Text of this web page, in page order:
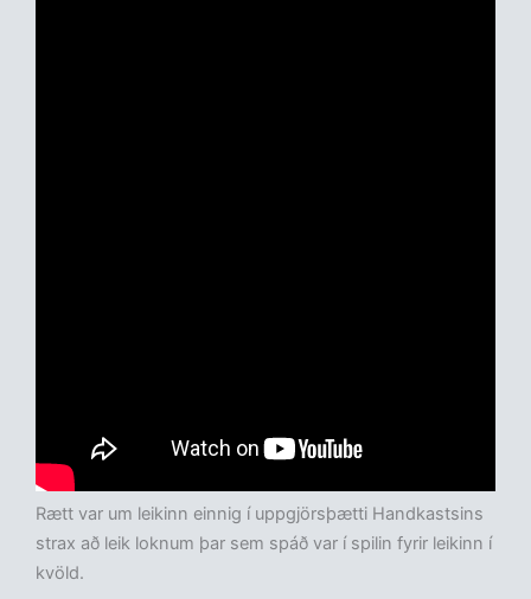
Rætt var um leikinn einnig í uppgjörsþætti Handkastsins
strax að leik loknum þar sem spáð var í spilin fyrir leikinn í
kvöld.